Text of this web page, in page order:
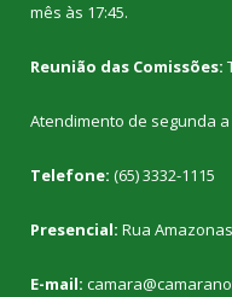
mês às 17:45.
Reunião das Comissões:
Atendimento de segunda a
Telefone: (65) 3332-1115
Presencial: Rua
E-mail: